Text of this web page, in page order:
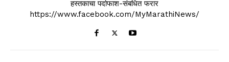
हस्तकाचा पर्दाफाश-संबधित फरार
https://www.facebook.com/MyMarathiNews/